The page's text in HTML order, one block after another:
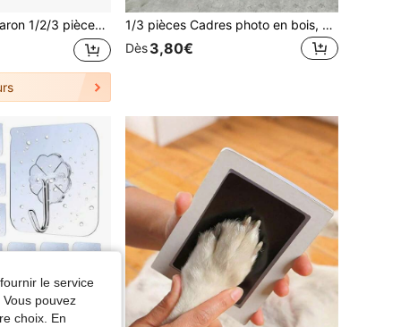
chêne, cadre mural décoratif moderne minimaliste, A4 avec support, peut être posé ou accroché, cadre pour œuvre d'art, 30x40cm, cadre en bois pur A3
1/3 pièces Cadres photo en bois, convenant pour un mur de photos, disponibles en tailles 10x15, 13x18, 15x20, 20x25 pouces, peuvent être posés sur un bureau ou accrochés au mur, convenant pour la décoration photo, les cadeaux commémoratifs, les cadeaux d'anniversaire, les cadeaux de remise de diplôme, etc.
Dès3,80€
le service
pouvez
choix. En